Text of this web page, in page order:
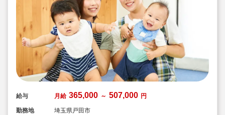
給与 月給 365,000 ～ 507,000 円
勤務地
埼玉県戸田市